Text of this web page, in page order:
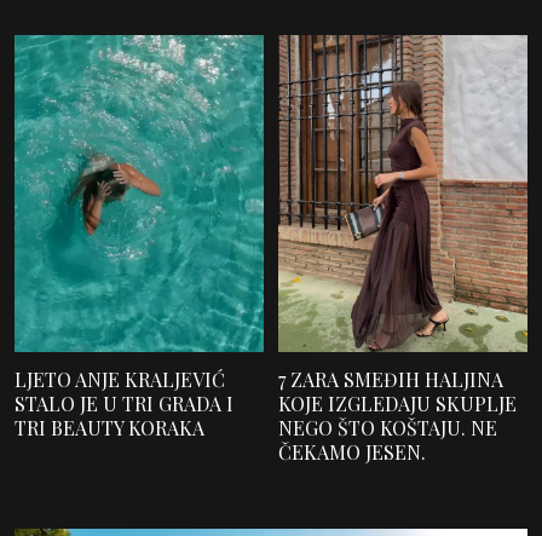
LJETO ANJE KRALJEVIĆ
STALO JE U TRI GRADA I
TRI BEAUTY KORAKA
7 ZARA SMEĐIH HALJINA
KOJE IZGLEDAJU SKUPLJE
NEGO ŠTO KOŠTAJU. NE
ČEKAMO JESEN.